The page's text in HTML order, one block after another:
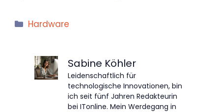
Kategorien
Hardware
Sabine Köhler
Leidenschaftlich für
technologische Innovationen, bin
ich seit fünf Jahren Redakteurin
bei ITonline. Mein Werdegang in